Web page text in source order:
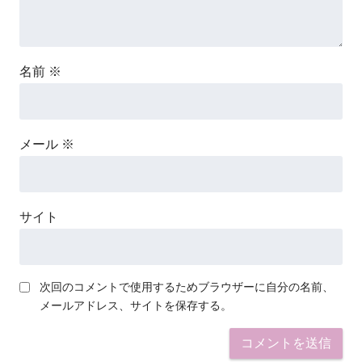
名前 ※
メール ※
サイト
次回のコメントで使用するためブラウザーに自分の名前、
メールアドレス、サイトを保存する。